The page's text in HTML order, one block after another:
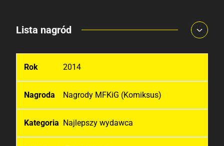
Lista nagród
2014
Nagrody MFKiG (Komiksus)
Najlepszy wydawca